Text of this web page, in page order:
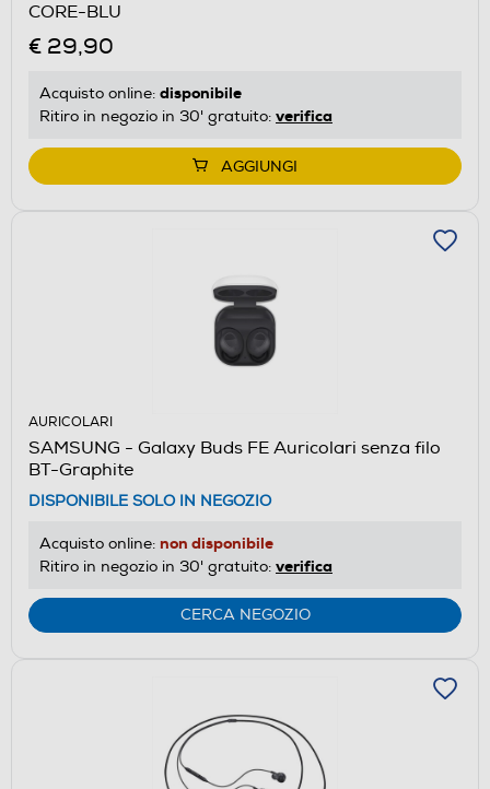
CORE-BLU
€ 29,90
Acquisto online: disponibile
Ritiro in negozio in 30' gratuito: verifica
AGGIUNGI
AURICOLARI
SAMSUNG - Galaxy Buds FE Auricolari senza filo
BT-Graphite
DISPONIBILE SOLO IN NEGOZIO
Acquisto online: non disponibile
Ritiro in negozio in 30' gratuito: verifica
CERCA NEGOZIO